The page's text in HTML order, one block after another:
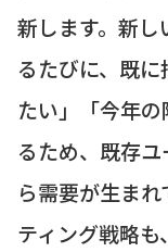
新します。新
るたびに、既
たい」「今年
るため、既存
ら需要が生ま
ティング戦略